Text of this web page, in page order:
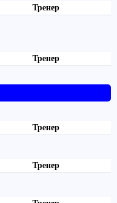
Тренер
Тренер
Тренер
Тренер